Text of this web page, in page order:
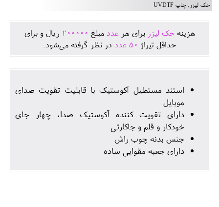
حک لیزر, چاپ UVDTF
هزينهحک لیزر برای هرعدد مبلغ 200000 ريال و برای
حداقل تيراژ 50 عدد در نظر گرفته می‌شود.
استند مستطیل آکوستیک با قابلیت تقویت صدای
موبایل
دارای تقویت کننده آکوستیک صدا، چهار جای
خودکار و قلم و جاکارتی
جنس بدنه چوب راش
دارای جعبه مقوایی ساده